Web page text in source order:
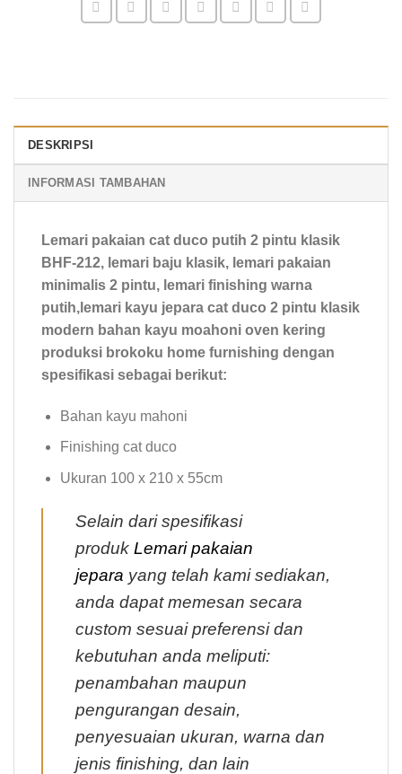
DESKRIPSI
INFORMASI TAMBAHAN
Lemari pakaian cat duco putih 2 pintu klasik
BHF-212, lemari baju klasik, lemari pakaian
minimalis 2 pintu, lemari finishing warna
putih,lemari kayu jepara cat duco 2 pintu klasik
modern bahan kayu moahoni oven kering
produksi brokoku home furnishing dengan
spesifikasi sebagai berikut:
Bahan kayu mahoni
Finishing cat duco
Ukuran 100 x 210 x 55cm
Selain dari spesifikasi
produk Lemari pakaian
jepara yang telah kami sediakan,
anda dapat memesan secara
custom sesuai preferensi dan
kebutuhan anda meliputi:
penambahan maupun
pengurangan desain,
penyesuaian ukuran, warna dan
jenis finishing, dan lain